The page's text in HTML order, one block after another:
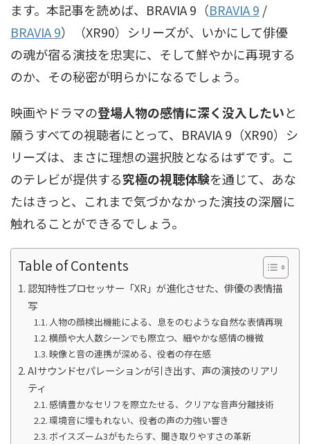
ます。本記事を読めば、 BRAVIA 9（BRAVIA 9 /
BRAVIA 9）
（XR90）シリーズが、いかにして俳優
の魂が宿る演技を忠実に、そして鮮やかに再現する
のか、その秘密が明らかになるでしょう。
映画やドラマの登場人物の感情に深く没入したいと
願うすべての視聴者にとって、BRAVIA 9（XR90）シ
リーズは、まさに理想の選択肢となるはずです。こ
のテレビが提供する究極の視聴体験を通じて、あな
たはきっと、これまで気づかなかった演技の深層に
触れることができるでしょう。
Table of Contents
認知特性プロセッサー「XR」が進化させた、俳優の表情描
写
人物の顔検出機能による、息をのむような自然な表情再現
横顔や大人数シーンでも際立つ、細やかな感情の機微
映像と音の連携が深める、役者の存在感
AIサウンドセパレーションが引き出す、声の演技のリアリ
ティ
感情豊かなセリフを際立たせる、クリアな音声分離技術
環境音に埋もれない、役者の声の力強い響き
ボイスズーム3がもたらす、聞き取りやすさの革新